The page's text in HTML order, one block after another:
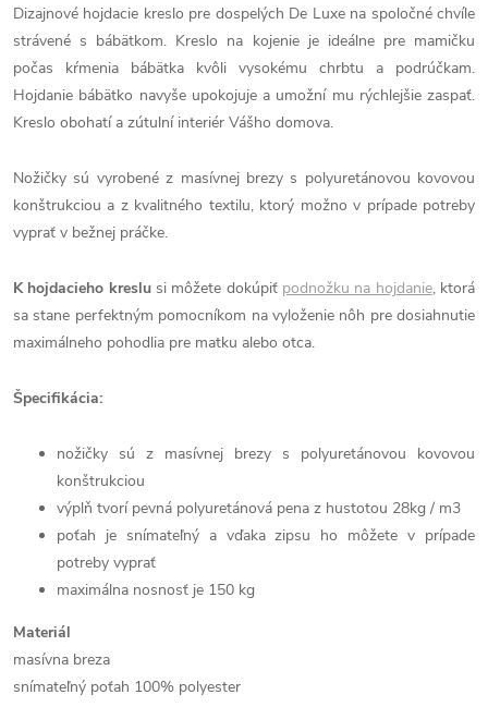
Dizajnové hojdacie kreslo pre dospelých De Luxe na spoločné chvíle
strávené s bábätkom. Kreslo na kojenie je ideálne pre mamičku
počas kŕmenia bábätka kvôli vysokému chrbtu a podrúčkam.
Hojdanie bábätko navyše upokojuje a umožní mu rýchlejšie zaspať.
Kreslo obohatí a zútulní interiér Vášho domova.
Nožičky sú vyrobené z masívnej brezy s polyuretánovou kovovou
konštrukciou a z kvalitného textilu, ktorý možno v prípade potreby
vyprať v bežnej práčke.
K hojdacieho kreslusi môžete dokúpiť podnožku na hojdanie, ktorá
sa stane perfektným pomocníkom na vyloženie nôh pre dosiahnutie
maximálneho pohodlia pre matku alebo otca.
Špecifikácia:
nožičky sú z masívnej brezy s polyuretánovou kovovou
konštrukciou
výplň tvorí pevná polyuretánová pena z hustotou 28kg / m3
poťah je snímateľný a vďaka zipsu ho môžete v prípade
potreby vyprať
maximálna nosnosť je 150 kg
Materiál
masívna breza
snímateľný poťah 100% polyester